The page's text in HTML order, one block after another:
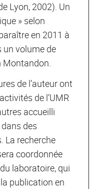
Lyon, 2002). Un
» selon
en 2011 à
un volume de
Montandon.
de l’auteur ont
de l’UMR
accueilli
des
La recherche
coordonnée
laboratoire, qui
publication en